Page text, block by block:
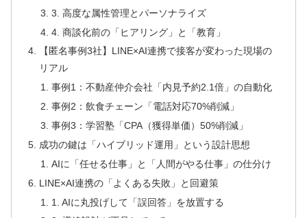
3. 高度な属性管理とパーソナライズ
4. 商談化前の「ヒアリング」と「教育」
【匿名事例3社】LINE×AI連携で接客が変わった現場の
リアル
事例1：不動産仲介会社「内見予約2.1倍」の自動化
事例2：飲食チェーン「電話対応70%削減」
事例3：学習塾「CPA（獲得単価）50%削減」
成功の鍵は「ハイブリッド運用」という設計思想
AIに「任せる仕事」と「人間がやる仕事」の仕分け
LINE×AI連携の「よくある失敗」と回避策
1. AIに丸投げして「誤回答」を放置する